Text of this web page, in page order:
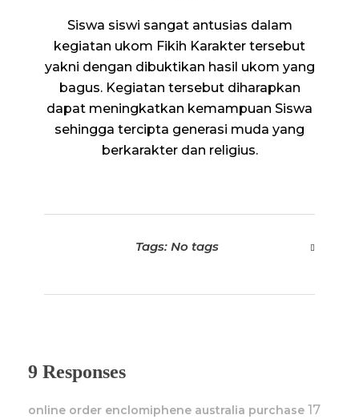
Siswa siswi sangat antusias dalam
kegiatan ukom Fikih Karakter tersebut
yakni dengan dibuktikan hasil ukom yang
bagus. Kegiatan tersebut diharapkan
dapat meningkatkan kemampuan Siswa
sehingga tercipta generasi muda yang
berkarakter dan religius.
Tags: No tags
9 Responses
online order enclomiphene australia purchase 17